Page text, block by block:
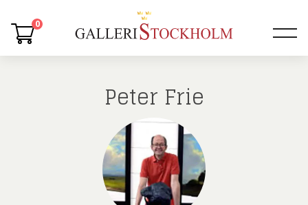
0
Peter Frie